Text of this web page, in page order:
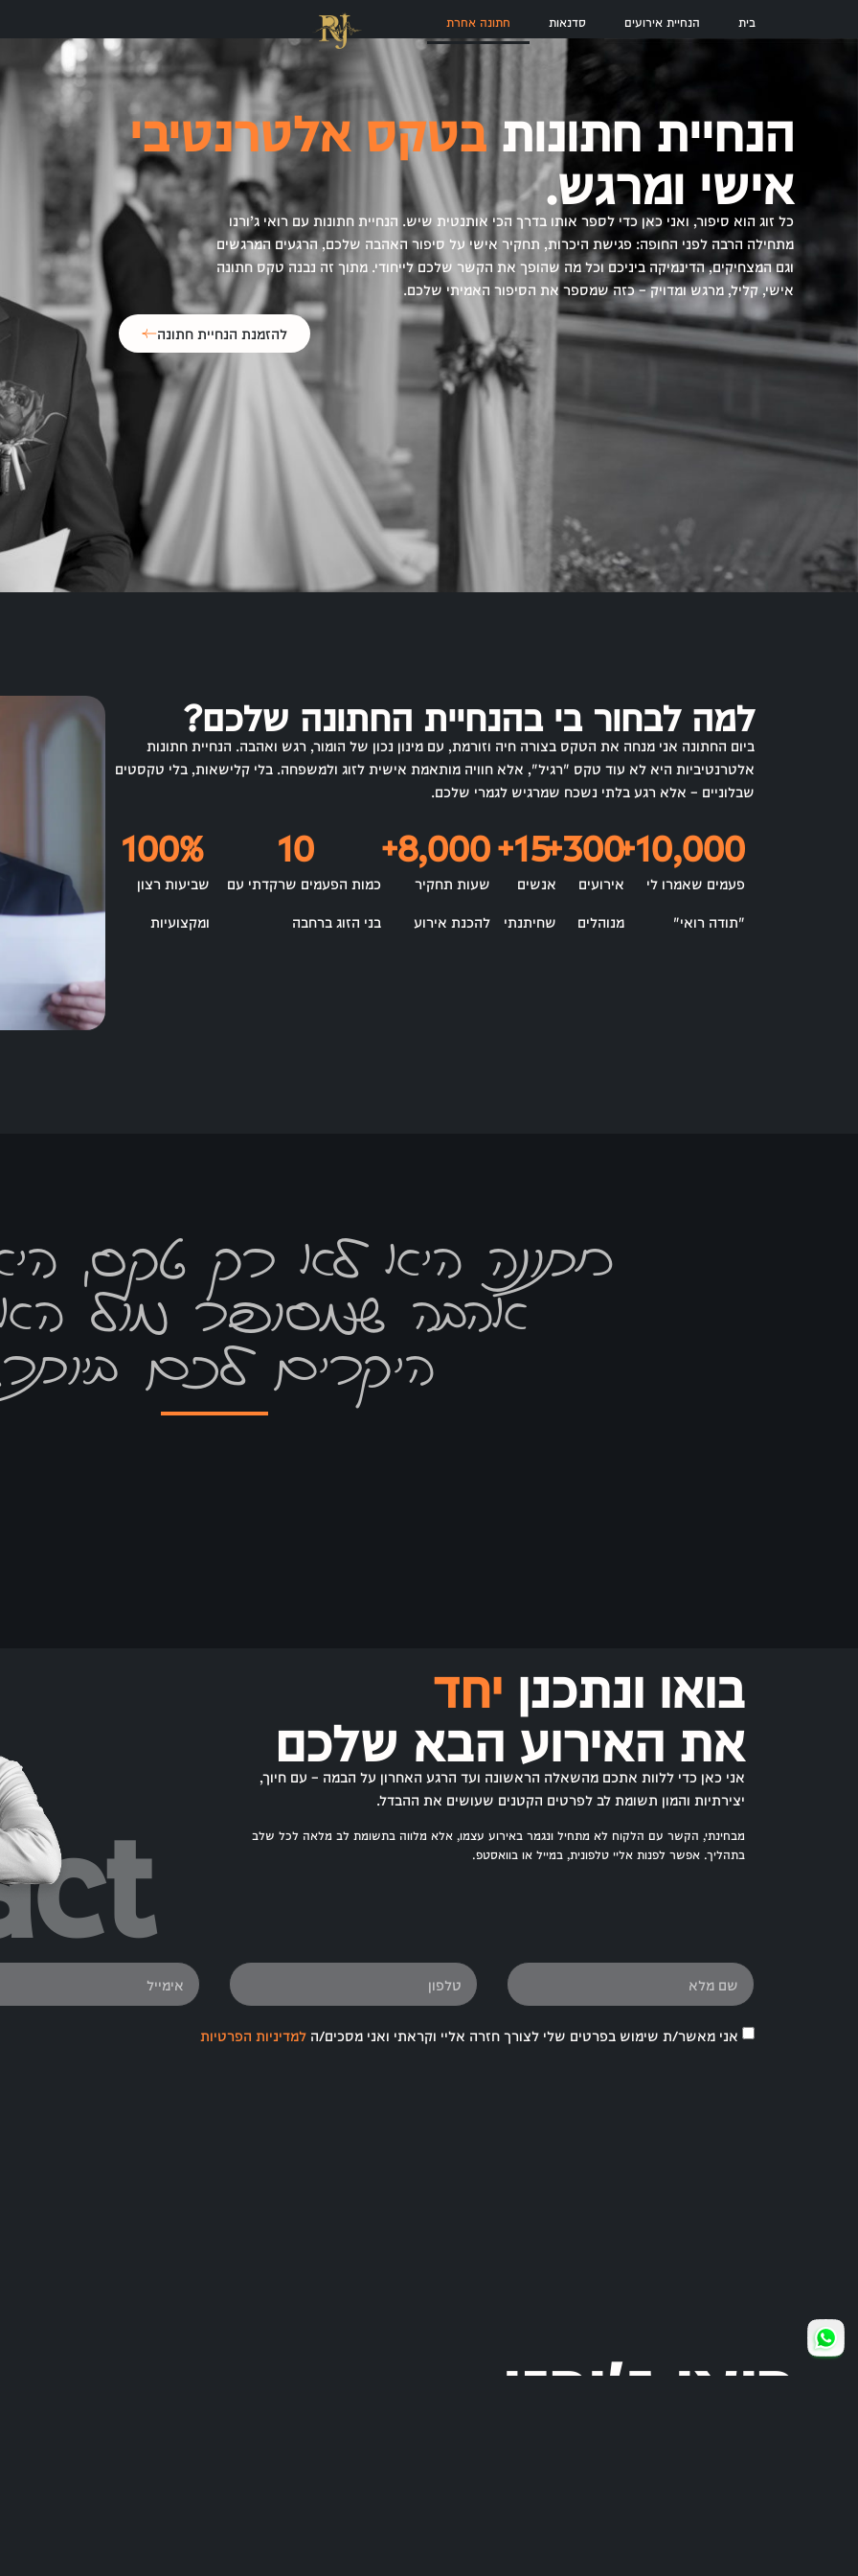
בית הנחיית אירועים סדנאות חתונה אחרת
הנחיית חתונותבטקס אלטרנטיבי
אישי ומרגש.
כל זוג הוא סיפור, ואני כאן כדי לספר אותו בדרך הכי אותנטית שיש. הנחיית חתונות עם רואי ג’ורנו
מתחילה הרבה לפני החופה: פגישת היכרות, תחקיר אישי על סיפור האהבה שלכם, הרגעים המרגשים
וגם המצחיקים, הדינמיקה ביניכם וכל מה שהופך את הקשר שלכם לייחודי. מתוך זה נבנה טקס חתונה
אישי, קליל, מרגש ומדויק – כזה שמספר את הסיפור האמיתי שלכם.
להזמנת הנחיית חתונה
למה לבחור בי בהנחיית החתונה שלכם?
ביום החתונה אני מנחה את הטקס בצורה חיה וזורמת, עם מינון נכון של הומור, רגש ואהבה. הנחיית חתונות
אלטרנטיביות היא לא עוד טקס "רגיל", אלא חוויה מותאמת אישית לזוג ולמשפחה. בלי קלישאות, בלי טקסטים
שבלוניים – אלא רגע בלתי נשכח שמרגיש לגמרי שלכם.
פעמים שאמרו לי
"תודה רואי"
10,000
+
אירועים
מנוהלים
300
+
אנשים
שחיתנתי
15
+
שעות תחקיר
להכנת אירוע
8,000
+
כמות הפעמים שרקדתי עם
בני הזוג ברחבה
10
שביעות רצון
ומקצועיות
%
100
חתונה היא לא רק טקס,
אהבה שמסופר מול
היקרים לכם
בואו ונתכנן יחד
את האירוע הבא שלכם
אני כאן כדי ללוות אתכם מהשאלה הראשונה ועד הרגע האחרון על הבמה – עם חיוך,
יצירתיות והמון תשומת לב לפרטים הקטנים שעושים את ההבדל.
מבחינתי, הקשר עם הלקוח לא מתחיל ונגמר באירוע עצמו, אלא מלווה בתשומת לב מלאה לכל שלב
בתהליך. אפשר לפנות אליי טלפונית, במייל או בוואסטפ.
אני מאשר/ת שימוש בפרטים שלי לצורך חזרה אליי וקראתי ואני מסכים/ה למדיניות הפרטיות
רואי ג'ורנו